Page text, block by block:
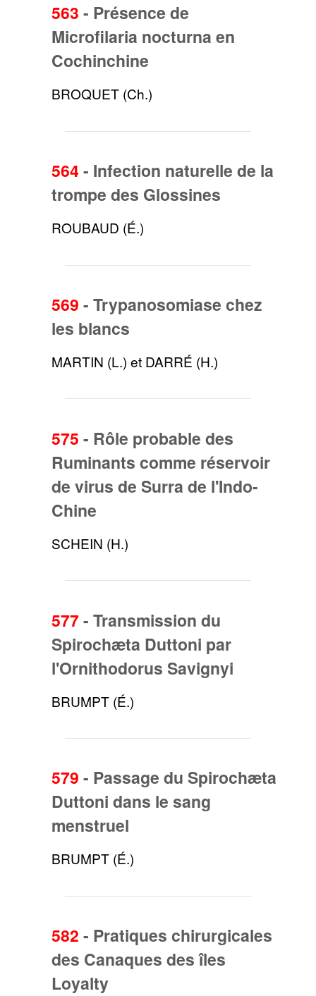
563 - Présence de
Microfilaria nocturna en
Cochinchine
BROQUET (Ch.)
564 - Infection naturelle de la
trompe des Glossines
ROUBAUD (É.)
569 -Trypanosomiase chez
les blancs
MARTIN (L.) et DARRÉ (H.)
575 - Rôle probable des
Ruminants comme réservoir
de virus de Surra de l'Indo-
Chine
SCHEIN (H.)
577-Transmission du
Spirochæta Duttoni par
l'Ornithodorus Savignyi
BRUMPT (É.)
579 - Passage du Spirochæta
Duttoni dans le sang
menstruel
BRUMPT (É.)
582 - Pratiques chirurgicales
des Canaques des îles
Loyalty